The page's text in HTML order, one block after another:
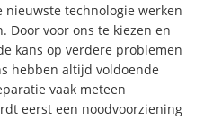
nieuwste technologie werken
Door voor ons te kiezen en
kans op verdere problemen
hebben altijd voldoende
vaak meteen
eerst een noodvoorziening